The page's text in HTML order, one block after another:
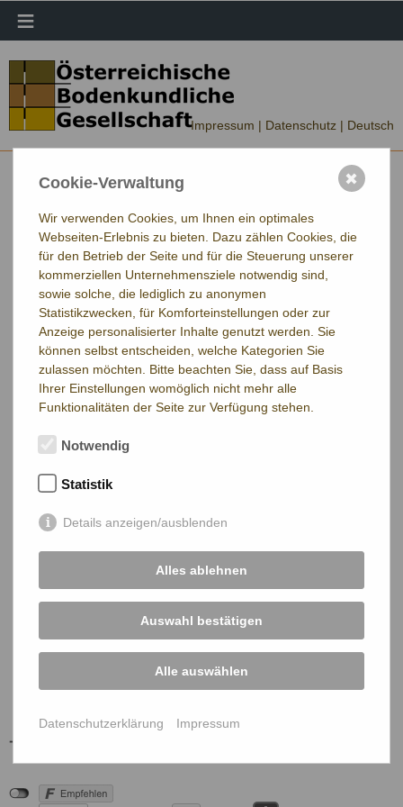
≡
Impressum | Datenschutz | Deutsch
Cookie-Verwaltung
Wir verwenden Cookies, um Ihnen ein optimales
Webseiten-Erlebnis zu bieten. Dazu zählen Cookies, die
für den Betrieb der Seite und für die Steuerung unserer
kommerziellen Unternehmensziele notwendig sind,
sowie solche, die lediglich zu anonymen
Statistikzwecken, für Komforteinstellungen oder zur
Anzeige personalisierter Inhalte genutzt werden. Sie
können selbst entscheiden, welche Kategorien Sie
zulassen möchten. Bitte beachten Sie, dass auf Basis
Ihrer Einstellungen womöglich nicht mehr alle
Funktionalitäten der Seite zur Verfügung stehen.
Notwendig
Statistik
Details anzeigen/ausblenden
Alles ablehnen
Auswahl bestätigen
Alle auswählen
Datenschutzerklärung Impressum
✖